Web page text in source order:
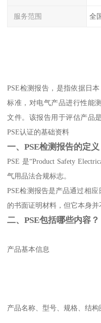
服务范围 全
PSE检测报告，是指依据日
标准，对电气产品进行性能
文件。该报告用于评估产品
PSE认证的基础资料
一、PSE检测报告的定义
PSE 是“Product Safety
气用品法合规标志。
PSE检测报告是产品通过相
的书面证明材料，但它本身并
二、PSE包括哪些内容？
产品基本信息
产品名称、型号、规格、结